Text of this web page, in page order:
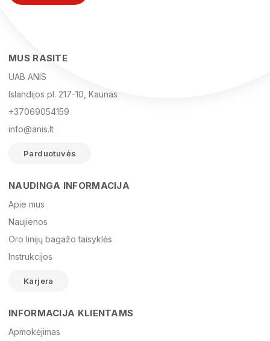
El. paštas
Žinutė
MUS RASITE
UAB ANIS
Islandijos pl. 217-10, Kaunas
+37069054159
info@anis.lt
Parduotuvės
NAUDINGA INFORMACIJA
Apie mus
Naujienos
Oro linijų bagažo taisyklės
Instrukcijos
Karjera
INFORMACIJA KLIENTAMS
Apmokėjimas